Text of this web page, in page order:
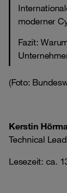
moderner
Fazit:
(Foto:
Kerstin
Technical
Lesezeit: ca.